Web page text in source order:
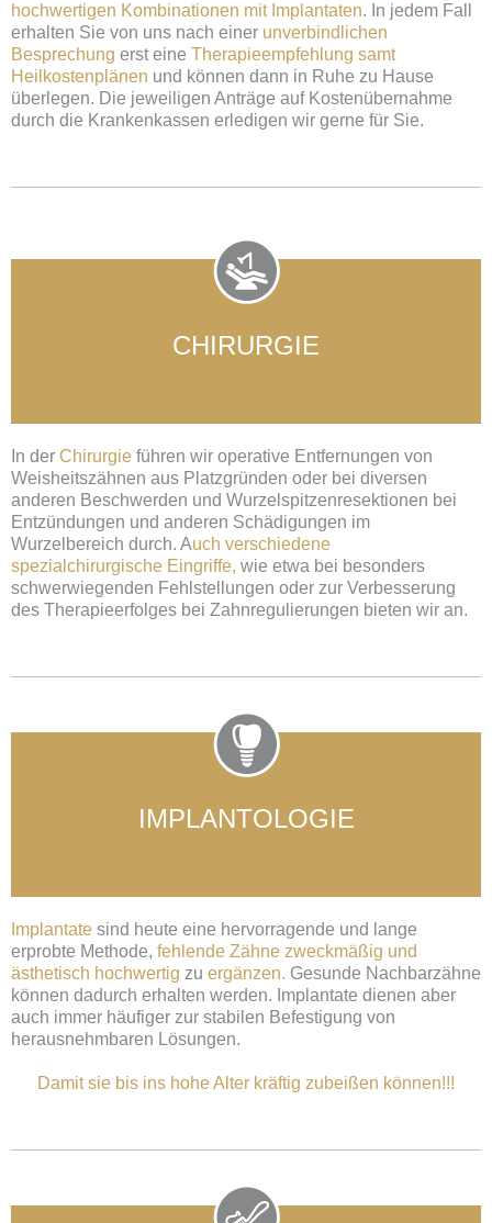
hochwertigen Kombinationen mit Implantaten. In jedem Fall
erhalten Sie von uns nach einer unverbindlichen
Besprechung erst eine Therapieempfehlung samt
Heilkostenplänen und können dann in Ruhe zu Hause
überlegen. Die jeweiligen Anträge auf Kostenübernahme
durch die Krankenkassen erledigen wir gerne für Sie.
CHIRURGIE
In der Chirurgie führen wir operative Entfernungen von
Weisheitszähnen aus Platzgründen oder bei diversen
anderen Beschwerden und Wurzelspitzenresektionen bei
Entzündungen und anderen Schädigungen im
Wurzelbereich durch. Auch verschiedene
spezialchirurgische Eingriffe, wie etwa bei besonders
schwerwiegenden Fehlstellungen oder zur Verbesserung
des Therapieerfolges bei Zahnregulierungen bieten wir an.
IMPLANTOLOGIE
Implantate sind heute eine hervorragende und lange
erprobte Methode, fehlende Zähne zweckmäßig und
ästhetisch hochwertig zu ergänzen. Gesunde Nachbarzähne
können dadurch erhalten werden. Implantate dienen aber
auch immer häufiger zur stabilen Befestigung von
herausnehmbaren Lösungen.
Damit sie bis ins hohe Alter kräftig zubeißen können!!!